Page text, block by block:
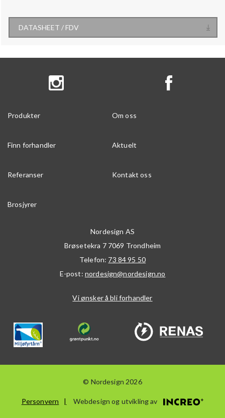
DATASHEET / FDV
Produkter Om oss
Finn forhandler Aktuelt
Referanser Kontakt oss
Brosjyrer
Nordesign AS
Brøsetekra 7 7069 Trondheim
Telefon: 73 84 95 50
E-post: nordesign@nordesign.no
Vi ønsker å bli forhandler
© Nordesign 2026
Personvern Webdesign og utvikling av